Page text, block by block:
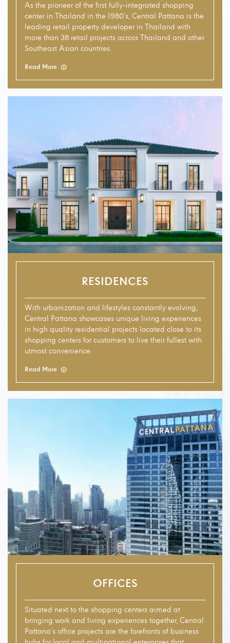
As the pioneer of the first fully-integrated shopping
center in Thailand in the 1980’s, Central Pattana is the
leading retail property developer in Thailand with
more than 38 retail projects across Thailand and other
Southeast Asian countries.
Read More
Residences
RESIDENCES
With urbanization and lifestyles constantly evolving,
Central Pattana showcases unique living experiences
in high quality residential projects located close to its
shopping centers for customers to live their fullest with
utmost convenience.
Read More
Offices
OFFICES
Situated next to the shopping centers aimed at
bringing work and living experiences together, Central
Pattana’s office projects are the forefronts of business